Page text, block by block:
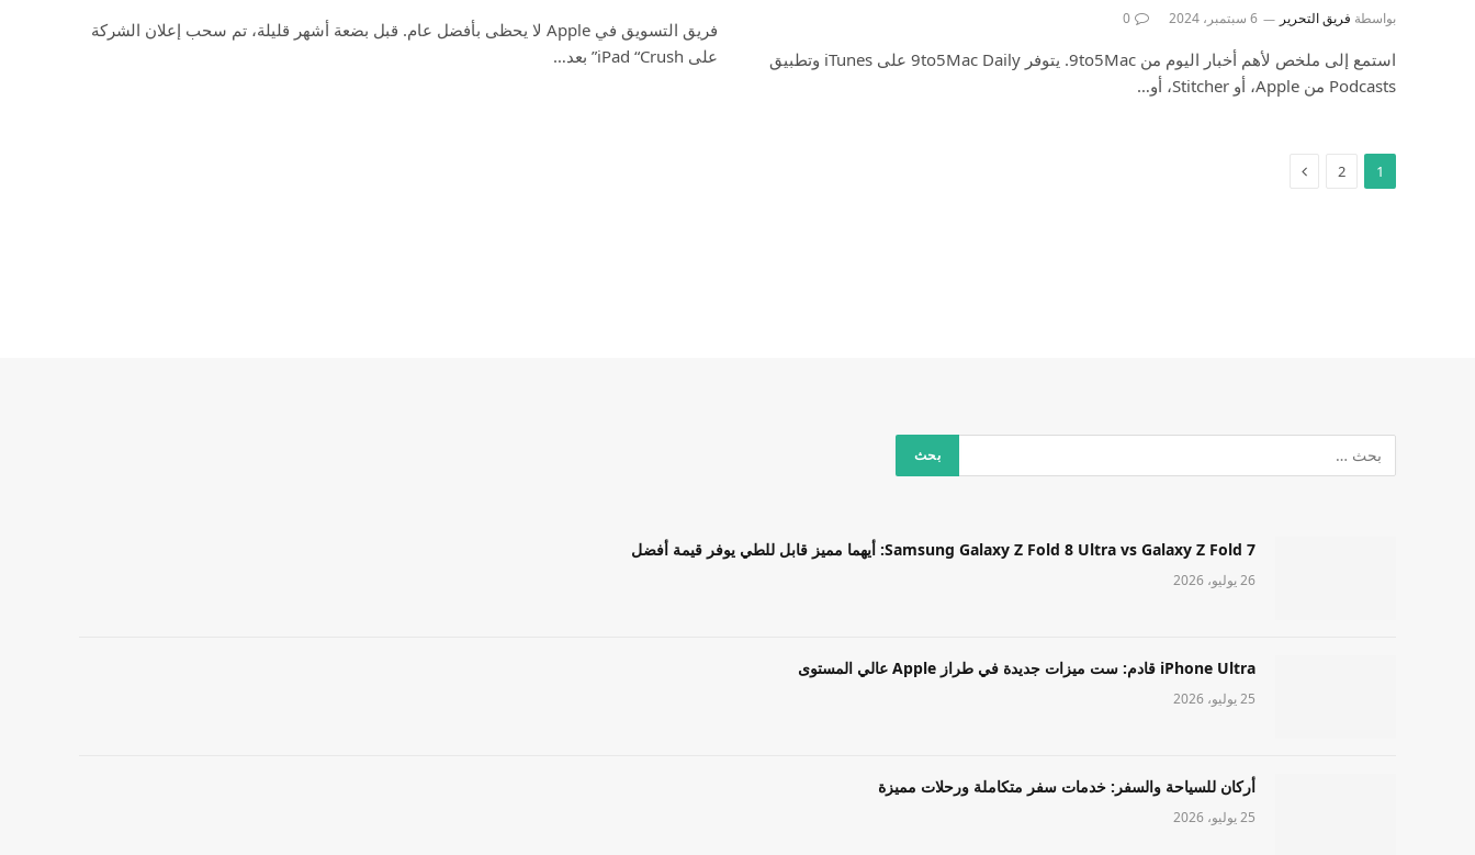
بواسطة فريق التحرير 6 سبتمبر، 2024 0
استمع إلى ملخص لأهم أخبار اليوم من 9to5Mac. يتوفر 9to5Mac Daily على iTunes وتطبيق
Podcasts من Apple، أو Stitcher، أو…
فريق التسويق في Apple لا يحظى بأفضل عام. قبل بضعة أشهر قليلة، تم سحب إعلان الشركة
على iPad “Crush” بعد…
1
2
Samsung Galaxy Z Fold 8 Ultra vs Galaxy Z Fold 7: أيهما مميز قابل للطي يوفر قيمة أفضل
26 يوليو، 2026
iPhone Ultra قادم: ست ميزات جديدة في طراز Apple عالي المستوى
25 يوليو، 2026
أركان للسياحة والسفر: خدمات سفر متكاملة ورحلات مميزة
25 يوليو، 2026